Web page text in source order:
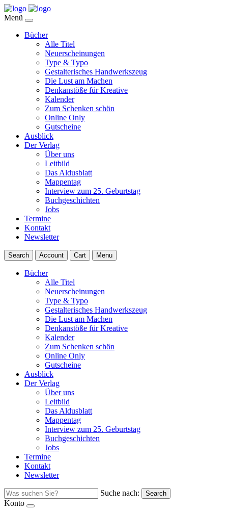
Menü
Bücher
Alle Titel
Neuerscheinungen
Type & Typo
Gestalterisches Handwerkszeug
Die Lust am Machen
Denkanstöße für Kreative
Kalender
Zum Schenken schön
Online Only
Gutscheine
Ausblick
Der Verlag
Über uns
Leitbild
Das Aldusblatt
Mappentag
Interview zum 25. Geburtstag
Buchgeschichten
Jobs
Termine
Kontakt
Newsletter
Search Account Cart Menu
Bücher
Alle Titel
Neuerscheinungen
Type & Typo
Gestalterisches Handwerkszeug
Die Lust am Machen
Denkanstöße für Kreative
Kalender
Zum Schenken schön
Online Only
Gutscheine
Ausblick
Der Verlag
Über uns
Leitbild
Das Aldusblatt
Mappentag
Interview zum 25. Geburtstag
Buchgeschichten
Jobs
Termine
Kontakt
Newsletter
Suche nach: Search
Konto